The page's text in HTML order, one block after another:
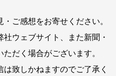
ご感想をお寄せください。
ウェブサイト、また新聞・
だく場合がございます。
致しかねますのでご了承く